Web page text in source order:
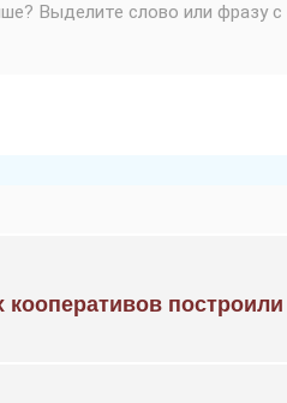
Выделите слово или фразу
кооперативов